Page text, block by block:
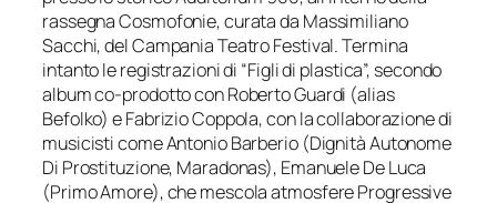
rassegna Cosmofonie, curata da Massimiliano
Sacchi, del Campania Teatro Festival. Termina
intanto le registrazioni di “Figli di plastica”, secondo
album co-prodotto con Roberto Guardi (alias
Befolko) e Fabrizio Coppola, con la collaborazione di
musicisti come Antonio Barberio (Dignità Autonome
Di Prostituzione, Maradonas), Emanuele De Luca
(Primo Amore), che mescola atmosfere Progressive